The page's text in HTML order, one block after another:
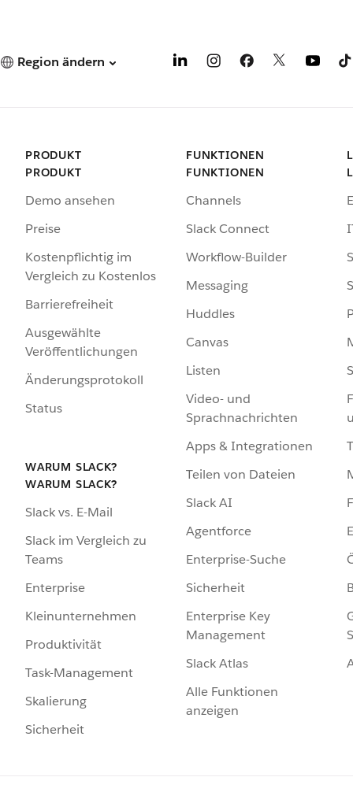
Region ändern
PRODUKT
PRODUKT
Demo ansehen
Preise
Kostenpflichtig im
Vergleich zu Kostenlos
Barrierefreiheit
Ausgewählte
Veröffentlichungen
Änderungsprotokoll
Status
WARUM SLACK?
WARUM SLACK?
Slack vs. E-Mail
Slack im Vergleich zu
Teams
Enterprise
Kleinunternehmen
Produktivität
Task-Management
Skalierung
Sicherheit
FUNKTIONEN
FUNKTIONEN
Channels
Slack Connect
Workflow-Builder
Messaging
Huddles
Canvas
Listen
Video- und
Sprachnachrichten
Apps & Integrationen
Teilen von Dateien
Slack AI
Agentforce
Enterprise-Suche
Sicherheit
Enterprise Key
Management
Slack Atlas
Alle Funktionen
anzeigen